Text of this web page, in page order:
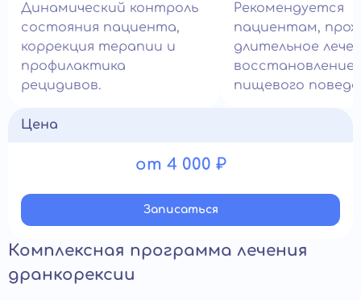
Динамический контроль
состояния пациента,
коррекция терапии и
профилактика
рецидивов.
Рекомендуется
пациентам,
длительное
восстановление
пищевого
Цена
от 4 000 ₽
Записатьcя
Комплексная программа лечения
дранкорексии